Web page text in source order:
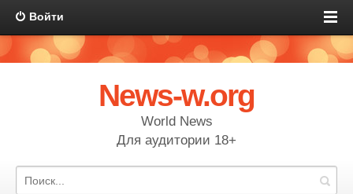
Войти
News-w.org
World News
Для аудитории 18+